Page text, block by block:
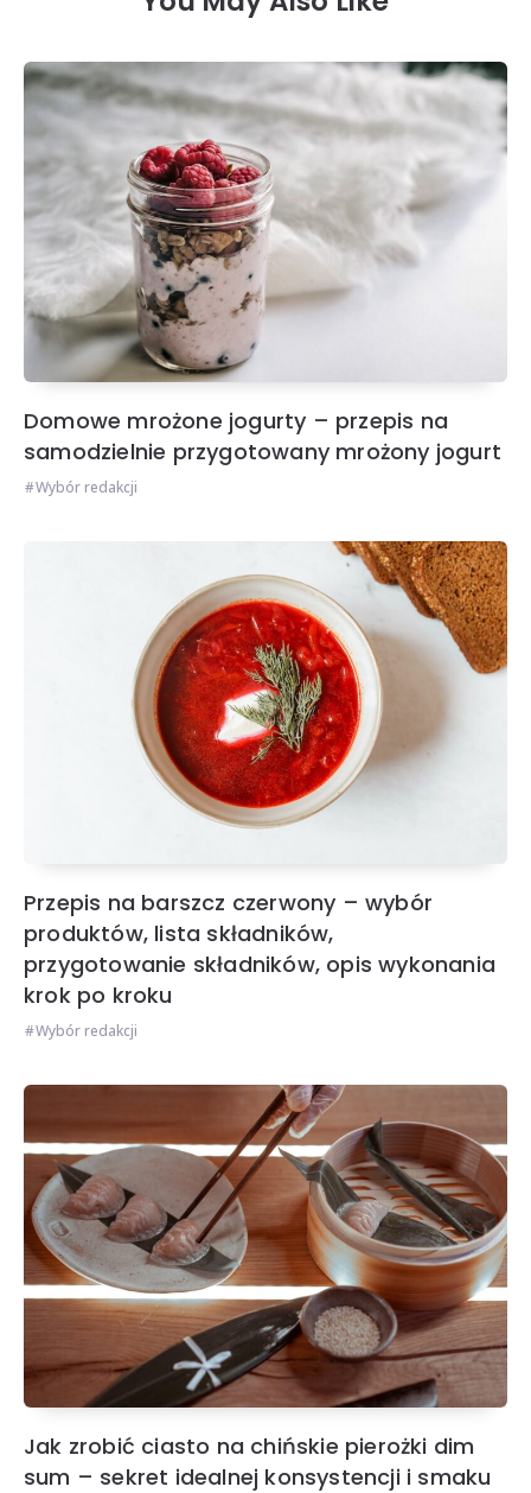
Domowe mrożone jogurty – przepis na
samodzielnie przygotowany mrożony jogurt
Wybór redakcji
Przepis na barszcz czerwony – wybór
produktów, lista składników,
przygotowanie składników, opis wykonania
krok po kroku
Wybór redakcji
Jak zrobić ciasto na chińskie pierożki dim
sum – sekret idealnej konsystencji i smaku